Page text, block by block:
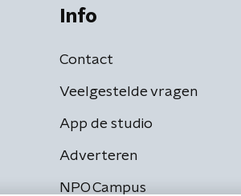
Info
Contact
Veelgestelde vragen
App de studio
Adverteren
NPO Campus